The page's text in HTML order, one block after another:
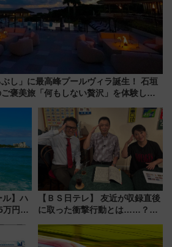
し」に最高峰プールヴィラ誕生！ 石垣
褒美旅「何もしない贅沢」を体験して
ル】ハ
万円台
激ア
）
【ＢＳ日テレ】 友近が収録直後
に取った衝撃行動とは……？
で極上の夏祭り鉄道旅を放送